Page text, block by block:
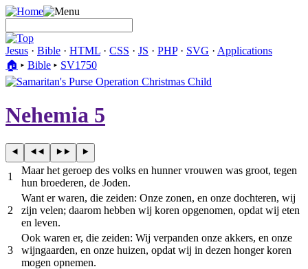
Jesus · Bible · HTML · CSS · JS · PHP· SVG · Applications
🏠︎ ▸ Bible ▸ SV1750
Nehemia 5
1
Maar het geroep des volks en hunner vrouwen was groot, tegen
hun broederen, de Joden.
2
Want er waren, die zeiden: Onze zonen, en onze dochteren, wij
zijn velen; daarom hebben wij koren opgenomen, opdat wij eten
en leven.
3
Ook waren er, die zeiden: Wij verpanden onze akkers, en onze
wijngaarden, en onze huizen, opdat wij in dezen honger koren
mogen opnemen.